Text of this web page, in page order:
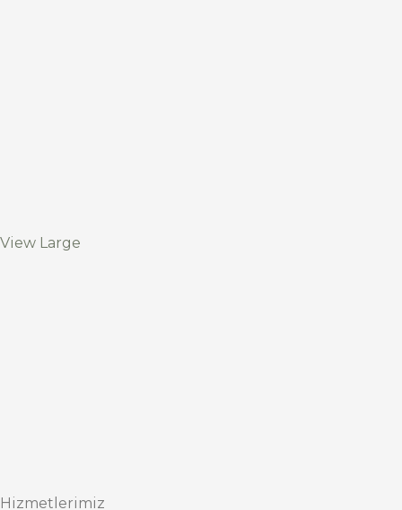
View Large
Hizmetlerimiz